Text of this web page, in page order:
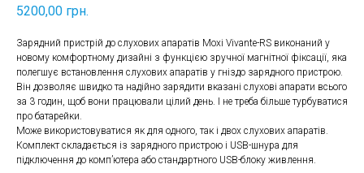
5200,00 грн.
Зарядний пристрій до слухових апаратів Moxi Vivante-RS виконаний у
новому комфортному дизайні з функцією зручної магнітної фіксації, яка
полегшує встановлення слухових апаратів у гніздо зарядного пристрою.
Він дозволяє швидко та надійно зарядити вказані слухові апарати всього
за 3 годин, щоб вони працювали цілий день. І не треба більше турбуватися
про батарейки.
Може використовуватися як для одного, так і двох слухових апаратів.
Комплект складається із зарядного пристрою і USB-шнура для
підключення до комп’ютера або стандартного USB-блоку живлення.